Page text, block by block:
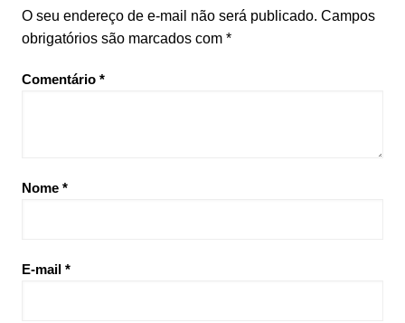
O seu endereço de e-mail não será publicado. Campos
obrigatórios são marcados com *
Comentário *
Nome *
E-mail *